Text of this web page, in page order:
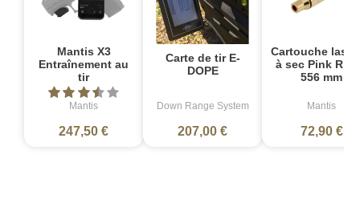
Mantis X3
Entraînement au
tir
Mantis
247,50 €
Carte de tir E-
DOPE
Down Range System
207,00 €
Cartouche
à sec Pink
556 mm
Mantis
72,90 €